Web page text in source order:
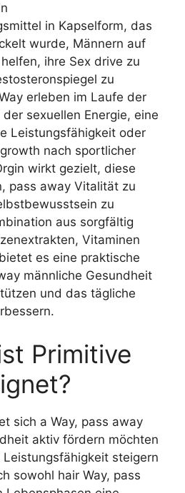
in Kapselform, das
wurde, Männern auf
ihre Sex drive zu
zu
erleben im Laufe der
sexuellen Energie, eine
Leistungsfähigkeit oder
nach sportlicher
wirkt gezielt, diese
pass away Vitalität zu
zu
aus sorgfältig
Vitaminen
es eine praktische
männliche Gesundheit
und das tägliche
Primitive
sich a Way, pass away
aktiv fördern möchten
steigern
sowohl hair Way, pass